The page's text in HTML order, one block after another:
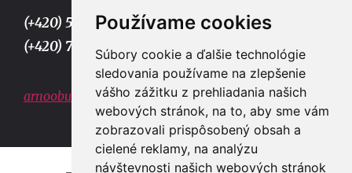
Používame cookies
Súbory cookie a ďalšie technológie
sledovania používame na zlepšenie
vášho zážitku z prehliadania našich
webových stránok, na to, aby sme vám
zobrazovali prispôsobený obsah a
cielené reklamy, na analýzu
návštevnosti našich webových stránok
(+420) 577 915 036,
(+420) 773 667 390
arnoobuv@gmail.com